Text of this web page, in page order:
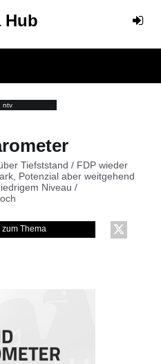
Hub
ntv
Tiefststand / FDP wieder
Potenzial aber weitgehend
Niveau /
Thema